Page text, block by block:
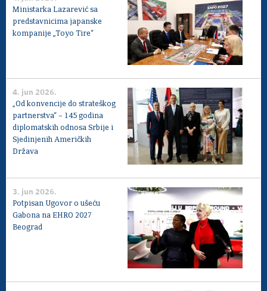
Ministarka Lazarević sa
predstavnicima japanske
kompanije „Toyo Tire“
4. jun 2026.
„Od konvencije do strateškog
partnerstva“ – 145 godina
diplomatskih odnosa Srbije i
Sjedinjenih Američkih
Država
3. jun 2026.
Potpisan Ugovor o ušeću
Gabona na EHRO 2027
Beograd